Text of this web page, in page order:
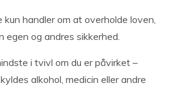
kun handler om at overholde loven,
egen og andres sikkerhed.
i tvivl om du er påvirket –
alkohol, medicin eller andre